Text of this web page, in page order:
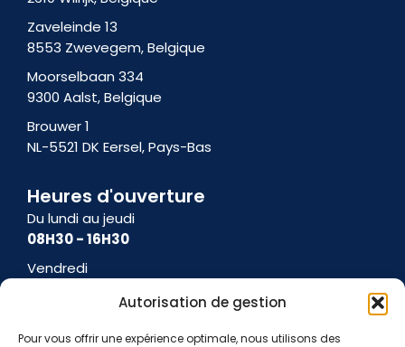
Autorisation de gestion
Pour vous offrir une expérience optimale, nous utilisons des
Zaveleinde 13
8553 Zwevegem, Belgique
Moorselbaan 334
9300 Aalst, Belgique
Brouwer 1
NL-5521 DK Eersel, Pays-Bas
Heures d'ouverture
Du lundi au jeudi
08H30 - 16H30
Vendredi